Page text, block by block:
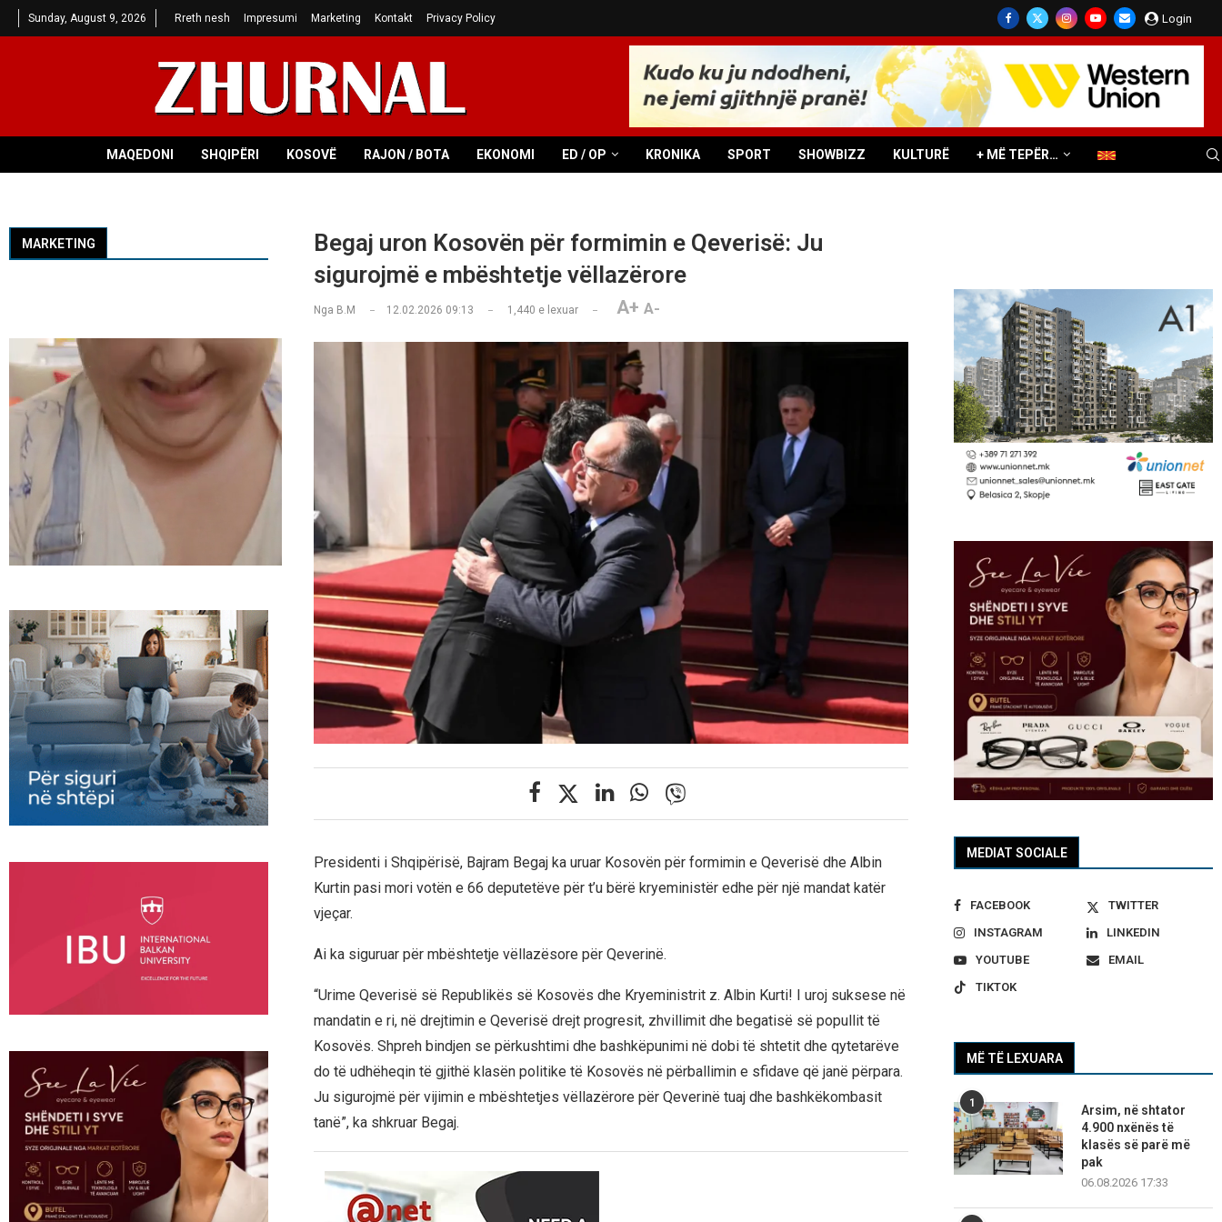
Sunday, August 9, 2026 Rreth nesh Impresumi Marketing Kontakt Privacy Policy Login
MAQEDONI SHQIPËRI KOSOVË RAJON / BOTA EKONOMI ED / OP KRONIKA SPORT SHOWBIZZ KULTURË + MË TEPËR…
Begaj uron Kosovën për formimin e Qeverisë: Ju
sigurojmë e mbështetje vëllazërore
Nga B.M 12.02.2026 09:13 1,440 e lexuar A+ A-
Presidenti i Shqipërisë, Bajram Begaj ka uruar Kosovën për formimin e Qeverisë dhe Albin
Kurtin pasi mori votën e 66 deputetëve për t’u bërë kryeministër edhe për një mandat katër
vjeçar.
Ai ka siguruar për mbështetje vëllazësore për Qeverinë.
“Urime Qeverisë së Republikës së Kosovës dhe Kryeministrit z. Albin Kurti! I uroj suksese në
mandatin e ri, në drejtimin e Qeverisë drejt progresit, zhvillimit dhe begatisë së popullit të
Kosovës. Shpreh bindjen se përkushtimi dhe bashkëpunimi në dobi të shtetit dhe qytetarëve
do të udhëheqin të gjithë klasën politike të Kosovës në përballimin e sfidave që janë përpara.
Ju sigurojmë për vijimin e mbështetjes vëllazërore për Qeverinë tuaj dhe bashkëkombasit
tanë”, ka shkruar Begaj.
MEDIAT SOCIALE
FACEBOOK
TWITTER
INSTAGRAM
LINKEDIN
YOUTUBE
EMAIL
TIKTOK
MË TË LEXUARA
1
Arsim, në shtator
4.900 nxënës të
klasës së parë më
pak
06.08.2026 17:33
MARKETING